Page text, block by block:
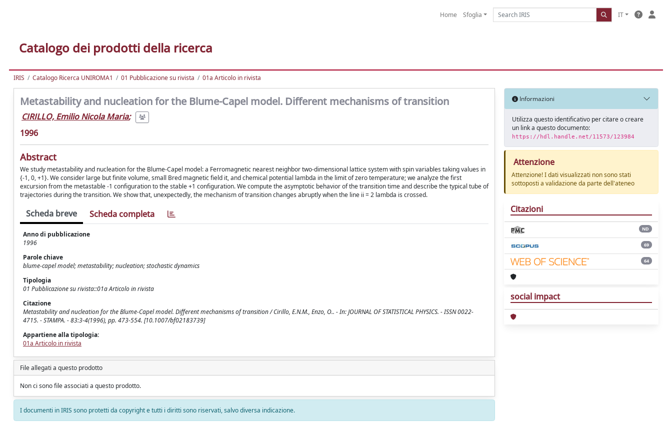
Home Sfoglia IT
Catalogo dei prodotti della ricerca
IRIS Catalogo Ricerca UNIROMA1 01 Pubblicazione su rivista 01a Articolo in rivista
Metastability and nucleation for the Blume-Capel model. Different mechanisms of transition
CIRILLO, Emilio Nicola Maria;
1996
Abstract
We study metastability and nucleation for the Blume-Capel model: a Ferromagnetic nearest neighbor two-dimensional lattice system with spin variables taking values in
{-1, 0, +1}. We consider large but finite volume, small Bred magnetic field it, and chemical potential lambda in the limit of zero temperature; we analyze the first
excursion from the metastable -1 configuration to the stable +1 configuration. We compute the asymptotic behavior of the transition time and describe the typical tube of
trajectories during the transition. We show that, unexpectedly, the mechanism of transition changes abruptly when the line ii = 2 lambda is crossed.
Scheda breve Scheda completa
Anno di pubblicazione
1996
Parole chiave
blume-capel model; metastability; nucleation; stochastic dynamics
Tipologia
01 Pubblicazione su rivista::01a Articolo in rivista
Citazione
Metastability and nucleation for the Blume-Capel model. Different mechanisms of transition / Cirillo, E.N.M., Enzo, O.. - In: JOURNAL OF STATISTICAL PHYSICS. - ISSN 0022-
4715. - STAMPA. - 83:3-4(1996), pp. 473-554. [10.1007/bf02183739]
Appartiene alla tipologia:
01a Articolo in rivista
File allegati a questo prodotto
Non ci sono file associati a questo prodotto.
I documenti in IRIS sono protetti da copyright e tutti i diritti sono riservati, salvo diversa indicazione.
Informazioni
Utilizza questo identificativo per citare o creare
un link a questo documento:
https://hdl.handle.net/11573/123984
Attenzione
Attenzione! I dati visualizzati non sono stati
sottoposti a validazione da parte dell'ateneo
Citazioni
ND
69
64
social impact